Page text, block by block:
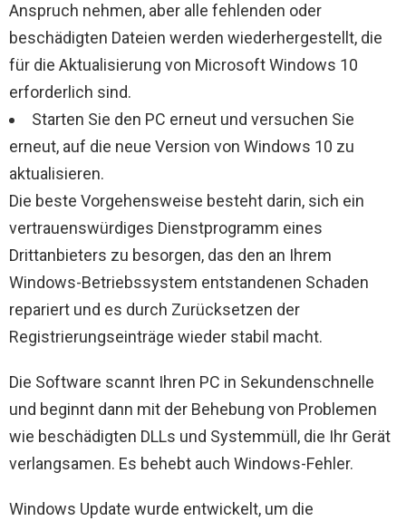
Anspruch nehmen, aber alle fehlenden oder
beschädigten Dateien werden wiederhergestellt, die
für die Aktualisierung von Microsoft Windows 10
erforderlich sind.
Starten Sie den PC erneut und versuchen Sie
erneut, auf die neue Version von Windows 10 zu
aktualisieren.
Die beste Vorgehensweise besteht darin, sich ein
vertrauenswürdiges Dienstprogramm eines
Drittanbieters zu besorgen, das den an Ihrem
Windows-Betriebssystem entstandenen Schaden
repariert und es durch Zurücksetzen der
Registrierungseinträge wieder stabil macht.
Die Software scannt Ihren PC in Sekundenschnelle
und beginnt dann mit der Behebung von Problemen
wie beschädigten DLLs und Systemmüll, die Ihr Gerät
verlangsamen. Es behebt auch Windows-Fehler.
Windows Update wurde entwickelt, um die